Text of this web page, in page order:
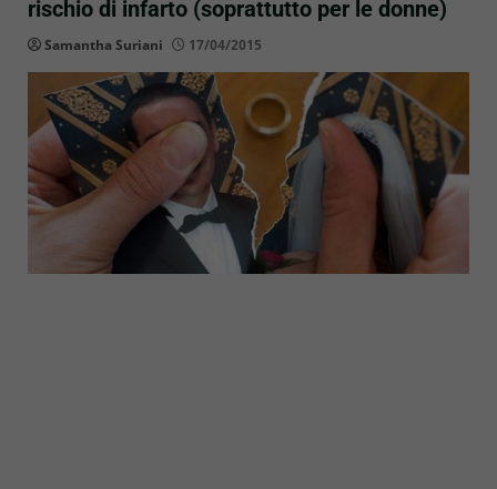
rischio di infarto (soprattutto per le donne)
Samantha Suriani 17/04/2015